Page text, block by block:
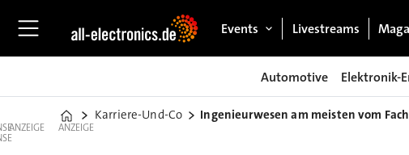
Events Livestreams
Automotive Elektronik-
Home
Karriere-Und-Co Ingenieurwesen am meisten vom
ANZEIGE ANZEIGE